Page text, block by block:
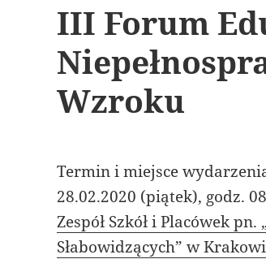
III Forum
Wzroku
Termin i miejsce
28.02.2020 (piątek), godz.
Zespół Szkół i Placówek
Słabowidzących” w